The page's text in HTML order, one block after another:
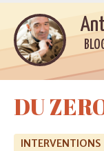
DU
INTERVENTIONS